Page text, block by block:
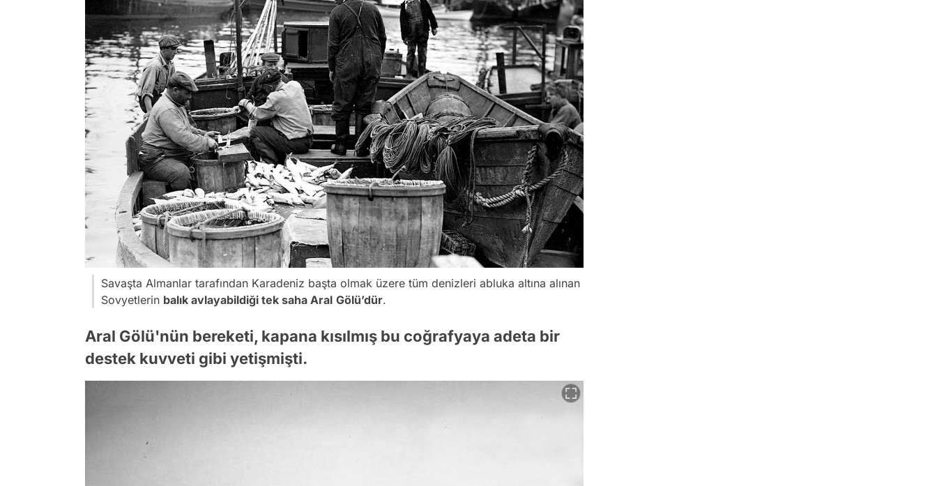
Savaşta Almanlar tarafından Karadeniz başta olmak üzere tüm denizleri abluka altına alınan
Sovyetlerin balık avlayabildiği tek saha Aral Gölü’dür.
Aral Gölü'nün bereketi, kapana kısılmış bu coğrafyaya adeta bir
destek kuvveti gibi yetişmişti.